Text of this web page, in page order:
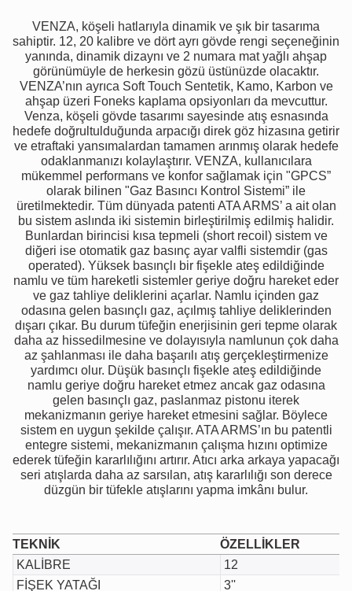
VENZA, köşeli hatlarıyla dinamik ve şık bir tasarıma
sahiptir. 12, 20 kalibre ve dört ayrı gövde rengi seçeneğinin
yanında, dinamik dizaynı ve 2 numara mat yağlı ahşap
görünümüyle de herkesin gözü üstünüzde olacaktır.
VENZA’nın ayrıca Soft Touch Sentetik, Kamo, Karbon ve
ahşap üzeri Foneks kaplama opsiyonları da mevcuttur.
Venza, köşeli gövde tasarımı sayesinde atış esnasında
hedefe doğrultulduğunda arpacığı direk göz hizasına getirir
ve etraftaki yansımalardan tamamen arınmış olarak hedefe
odaklanmanızı kolaylaştırır. VENZA, kullanıcılara
mükemmel performans ve konfor sağlamak için "GPCS”
olarak bilinen "Gaz Basıncı Kontrol Sistemi” ile
üretilmektedir. Tüm dünyada patenti ATA ARMS’ a ait olan
bu sistem aslında iki sistemin birleştirilmiş edilmiş halidir.
Bunlardan birincisi kısa tepmeli (short recoil) sistem ve
diğeri ise otomatik gaz basınç ayar valfli sistemdir (gas
operated). Yüksek basınçlı bir fişekle ateş edildiğinde
namlu ve tüm hareketli sistemler geriye doğru hareket eder
ve gaz tahliye deliklerini açarlar. Namlu içinden gaz
odasına gelen basınçlı gaz, açılmış tahliye deliklerinden
dışarı çıkar. Bu durum tüfeğin enerjisinin geri tepme olarak
daha az hissedilmesine ve dolayısıyla namlunun çok daha
az şahlanması ile daha başarılı atış gerçekleştirmenize
yardımcı olur. Düşük basınçlı fişekle ateş edildiğinde
namlu geriye doğru hareket etmez ancak gaz odasına
gelen basınçlı gaz, paslanmaz pistonu iterek
mekanizmanın geriye hareket etmesini sağlar. Böylece
sistem en uygun şekilde çalışır. ATA ARMS’ın bu patentli
entegre sistemi, mekanizmanın çalışma hızını optimize
ederek tüfeğin kararlılığını artırır. Atıcı arka arkaya yapacağı
seri atışlarda daha az sarsılan, atış kararlılığı son derece
düzgün bir tüfekle atışlarını yapma imkânı bulur.
TEKNİK
ÖZELLİKLER
KALİBRE
12
FİŞEK YATAĞI
3''